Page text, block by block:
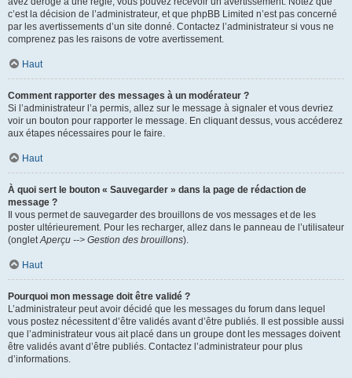
c’est la décision de l’administrateur, et que phpBB Limited n’est pas concerné
par les avertissements d’un site donné. Contactez l’administrateur si vous ne
comprenez pas les raisons de votre avertissement.
Haut
Comment rapporter des messages à un modérateur ?
Si l’administrateur l’a permis, allez sur le message à signaler et vous devriez
voir un bouton pour rapporter le message. En cliquant dessus, vous accéderez
aux étapes nécessaires pour le faire.
Haut
À quoi sert le bouton « Sauvegarder » dans la page de rédaction de
message ?
Il vous permet de sauvegarder des brouillons de vos messages et de les
poster ultérieurement. Pour les recharger, allez dans le panneau de l’utilisateur
(ongletAperçu --> Gestion des brouillons).
Haut
Pourquoi mon message doit être validé ?
L’administrateur peut avoir décidé que les messages du forum dans lequel
vous postez nécessitent d’être validés avant d’être publiés. Il est possible aussi
que l’administrateur vous ait placé dans un groupe dont les messages doivent
être validés avant d’être publiés. Contactez l’administrateur pour plus
d’informations.